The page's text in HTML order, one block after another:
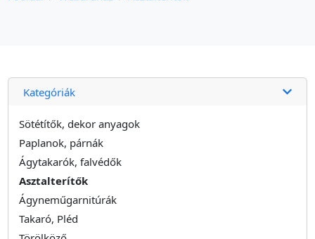
Kategóriák
Sötétítők, dekor anyagok
Paplanok, párnák
Ágytakarók, falvédők
Asztalterítők
Ágyneműgarnitúrák
Takaró, Pléd